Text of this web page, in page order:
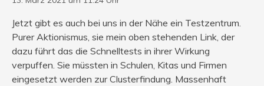
Jetzt gibt es auch bei uns in der Nähe ein Testzentrum.
Purer Aktionismus, sie mein oben stehenden Link, der
dazu führt das die Schnelltests in ihrer Wirkung
verpuffen. Sie müssten in Schulen, Kitas und Firmen
eingesetzt werden zur Clusterfindung. Massenhaft